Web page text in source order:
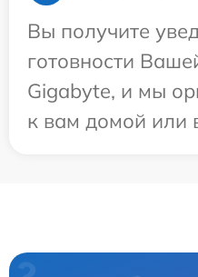
Вы получите
готовности
Gigabyte, и мы
к вам домой или